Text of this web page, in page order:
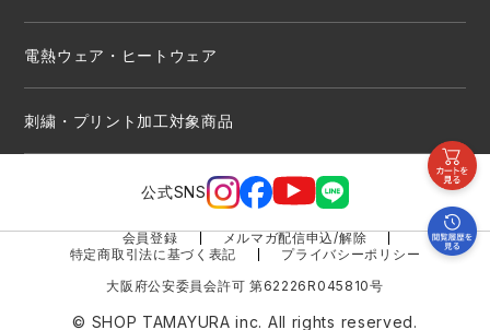
電熱ウェア・ヒートウェア
刺繍・プリント加工対象商品
公式SNS
会員登録
メルマガ配信申込/解除
特定商取引法に基づく表記
プライバシーポリシー
大阪府公安委員会許可 第62226R045810号
© SHOP TAMAYURA inc. All rights reserved.